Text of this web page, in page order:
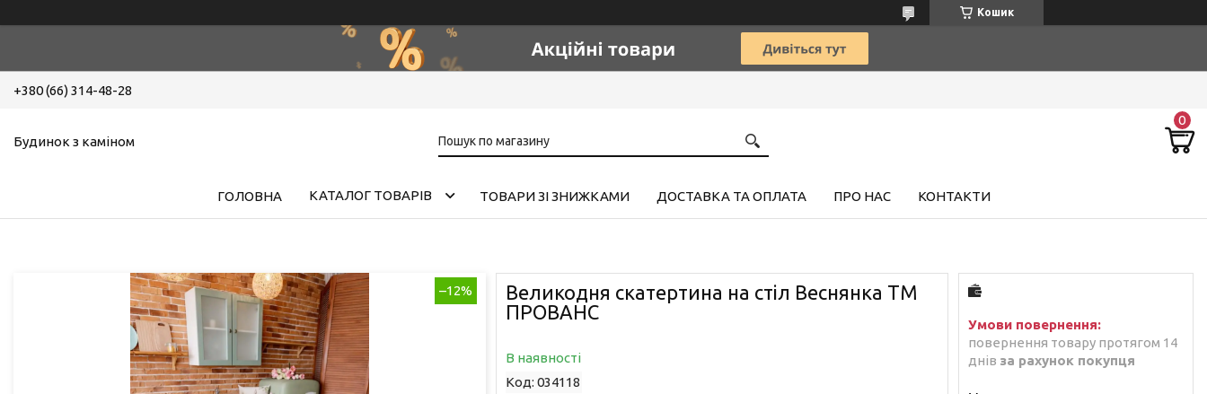
Кошик
+380 (66) 314-48-28
Будинок з каміном
ГОЛОВНА КАТАЛОГ ТОВАРІВ ТОВАРИ ЗІ ЗНИЖКАМИ ДОСТАВКА ТА ОПЛАТА ПРО НАС КОНТАКТИ
–12%
Великодня скатертина на стіл Веснянка ТМ
ПРОВАНС
В наявності
Код: 034118
повернення товару протягом 14
днів за рахунок покупця